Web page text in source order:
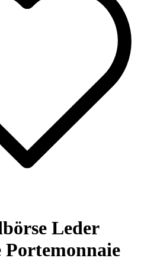
Leder
Portemonnaie